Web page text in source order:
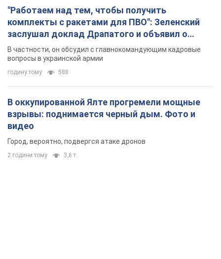
"Работаем над тем, чтобы получить
комплекты с ракетами для ПВО": Зеленский
заслушал доклад Драпатого и объявил о
новых мерах
В частности, он обсудил с главнокомандующим кадровые
вопросы в украинской армии
годину тому 588
В оккупированной Ялте прогремели мощные
взрывы: поднимается черный дым. Фото и
видео
Город, вероятно, подвергся атаке дронов
2 години тому 3,6 т.